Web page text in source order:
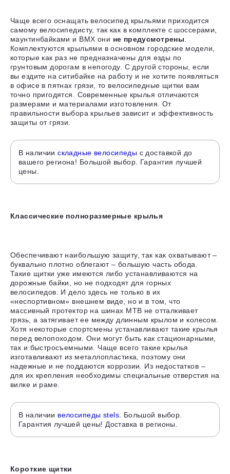
Чаще всего оснащать велосипед крыльями приходится
самому велосипедисту, так как в комплекте с шоссерами,
маунтинбайками и BMX они не предусмотрены
Комплектуются крыльями в основном городские модели,
которые как раз не предназначены для езды по
грунтовым дорогам в непогоду. С другой стороны, если
вы ездите на ситибайке на работу и не хотите появляться
в офисе в пятнах грязи, то велосипедные щитки вам
точно пригодятся. Современные крылья отличаются
размерами и материалами изготовления. От
правильности выбора крыльев зависит и эффективность
защиты от грязи.
В наличиискладные велосипеды с доставкой до
вашего региона! Большой выбор. Гарантия лучшей
цены.
Классические полноразмерные крылья
Обеспечивают наибольшую защиту, так как охватывают –
буквально плотно облегают – большую часть обода.
Такие щитки уже имеются либо устанавливаются на
дорожные байки, но не подходят для горных
велосипедов. И дело здесь не только в их
«неспортивном» внешнем виде, но и в том, что
массивный протектор на шинах MTB не отталкивает
грязь, а затягивает ее между длинным крылом и колесом
Хотя некоторые спортсмены устанавливают такие крылья
перед велопоходом. Они могут быть как стационарными,
так и быстросъемными. Чаще всего такие крылья
изготавливают из металлопластика, поэтому они
надежные и не поддаются коррозии. Из недостатков –
для их крепления необходимы специальные отверстия на
вилке и раме.
В наличии велосипеды stels. Большой выбор.
Гарантия лучшей цены! Доставка в регионы.
Короткие щитки